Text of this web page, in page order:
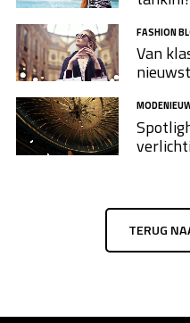
FASHION
Van
TERUG